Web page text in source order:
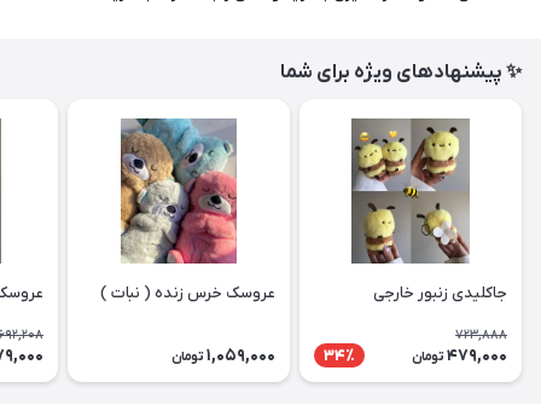
✨ پیشنهادهای ویژه برای شما
جاکلیدی زنبور خارجی
723,888
479,000 تومان 34٪
عروسک خرس زنده ( نبات )
1,059,000 تومان